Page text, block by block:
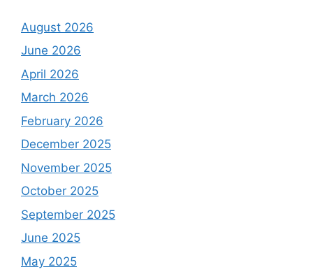
August 2026
June 2026
April 2026
March 2026
February 2026
December 2025
November 2025
October 2025
September 2025
June 2025
May 2025